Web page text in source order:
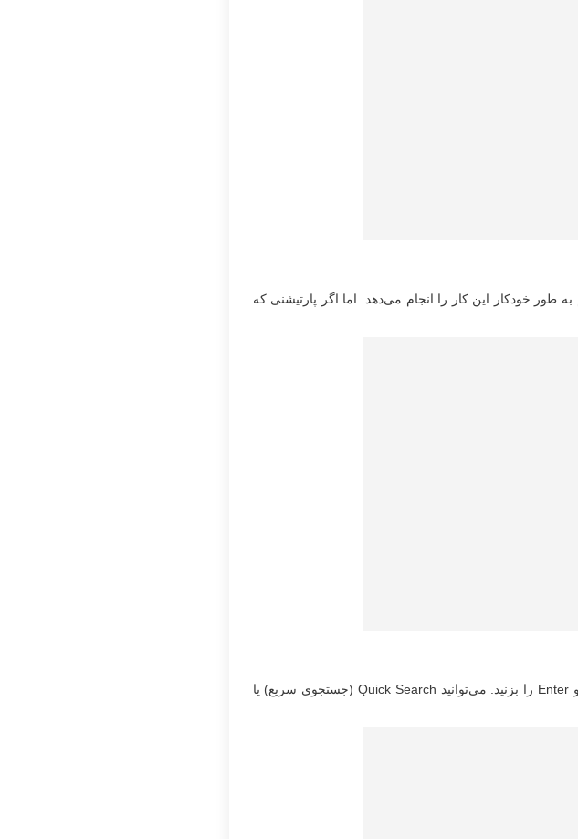
طور خودکار این کار را انجام می‌دهد. اما اگر پارتیشنی که
بعد از انتخاب نوع پارتیشن، در صفحه جدید گزینه Analyse را انتخاب کرده و Enter را بزنید. می‌توانید Quick Search (جستجوی سریع) یا